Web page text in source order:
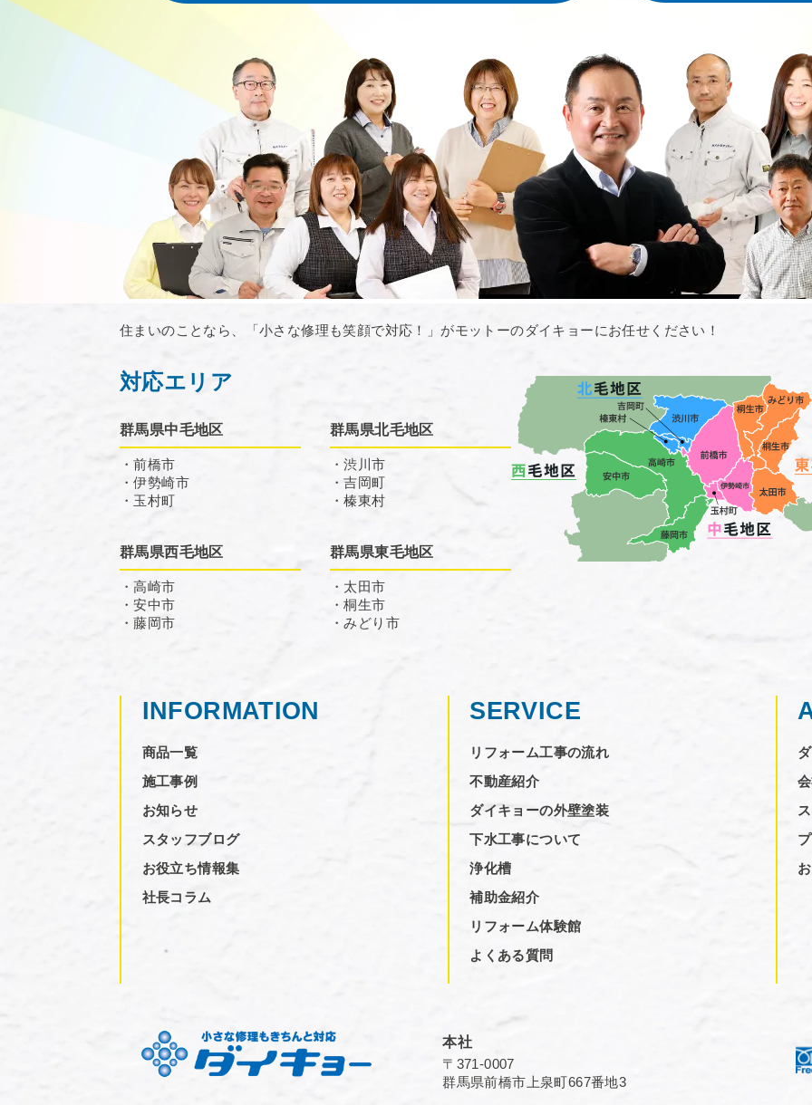
住まいのことなら、「小さな修理も笑顔で対応！」がモットーのダイキョーにお任せください！
対応エリア
群馬県中毛地区
・前橋市
・伊勢崎市
・玉村町
群馬県北毛地区
・渋川市
・吉岡町
・榛東村
群馬県西毛地区
・高崎市
・安中市
・藤岡市
群馬県東毛地区
・太田市
・桐生市
・みどり市
INFORMATION
商品一覧
施工事例
お知らせ
スタッフブログ
お役立ち情報集
社長コラム
SERVICE
リフォーム工事の流れ
不動産紹介
ダイキョーの外壁塗装
下水工事について
浄化槽
補助金紹介
リフォーム体験館
よくある質問
本社
〒371-0007
群馬県前橋市上泉町667番地3